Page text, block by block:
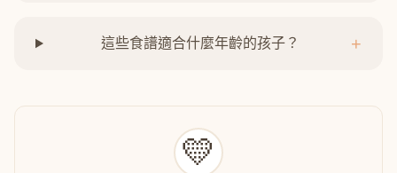
這些食譜適合什麼年齡的孩子？ +
💛